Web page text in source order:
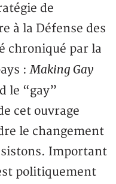
de
à la Défense des
chroniqué par la
:Making Gay
le “gay”
cet ouvrage
le changement
Important
politiquement